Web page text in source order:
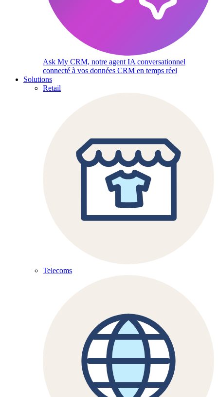
Ask My CRM, notre agent IA conversationnel
connecté à vos données CRM en temps réel
Solutions
Retail
Telecoms